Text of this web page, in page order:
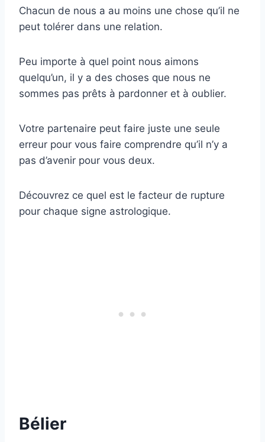
Chacun de nous a au moins une chose qu’il ne
peut tolérer dans une relation.
Peu importe à quel point nous aimons
quelqu’un, il y a des choses que nous ne
sommes pas prêts à pardonner et à oublier.
Votre partenaire peut faire juste une seule
erreur pour vous faire comprendre qu’il n’y a
pas d’avenir pour vous deux.
Découvrez ce quel est le facteur de rupture
pour chaque signe astrologique.
Bélier